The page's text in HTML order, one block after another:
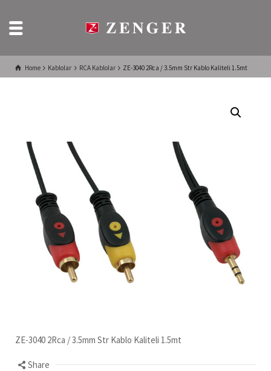
Home Kablolar RCA Kablolar ZE-3040 2Rca / 3.5mm Str Kablo Kaliteli 1.5mt
ZE-3040 2Rca / 3.5mm Str Kablo Kaliteli 1.5mt
Share